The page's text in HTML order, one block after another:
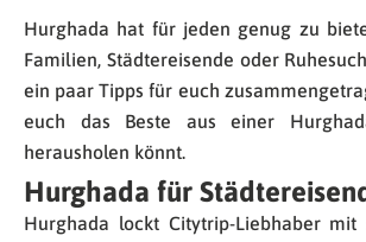
Hurghada hat für jeden genug zu
Familien, Städtereisende oder
ein paar Tipps für euch
euch das Beste aus einer
herausholen könnt.
Hurghada für
Hurghada lockt Citytrip-Liebhaber mit